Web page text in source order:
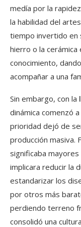
medía por la
la habilidad del
tiempo invertido en
hierro o la cerámica
conocimiento,
acompañar a una
Sin embargo, con
dinámica comenzó
prioridad dejó de
producción masiva.
significaba mayores
implicara reducir la
estandarizar los
por otros más
perdiendo terreno
consolidó una